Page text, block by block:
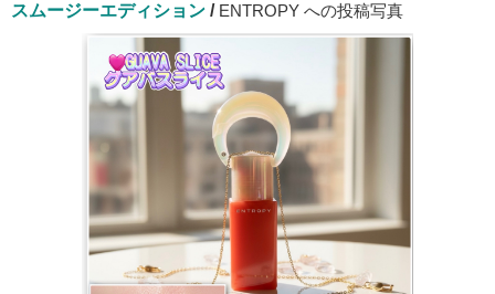
スムージーエディション / ENTROPY への投稿写真